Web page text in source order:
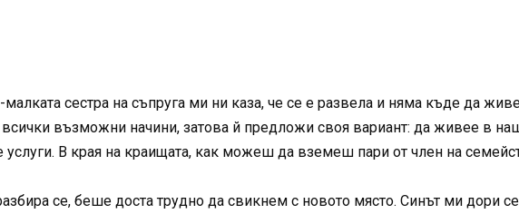
малката сестра на съпруга ми ни каза, че се е развела и няма къде да
възможни начини, затова й предложи своя вариант: да живее в
В края на краищата, как можеш да вземеш пари от член на
се, беше доста трудно да свикнем с новото място. Синът ми дори